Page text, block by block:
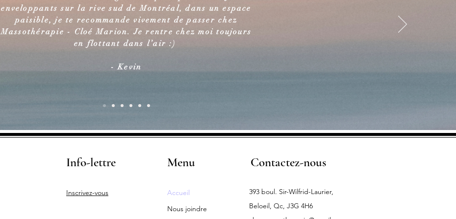
enveloppants sur la rive sud de Montréal, dans un espace
paisible, je te recommande vivement de passer chez
Massothérapie - Cloé Marion. Je rentre chez moi toujours
en flottant dans l’air :)
- Kevin
Info-lettre
Inscrivez-vous
Menu Contactez-nous
Accueil
Nous joindre
393 boul. Sir-Wilfrid-Laurier,
Beloeil, Qc, J3G 4H6